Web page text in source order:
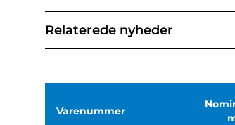
Relaterede nyheder
Varenummer